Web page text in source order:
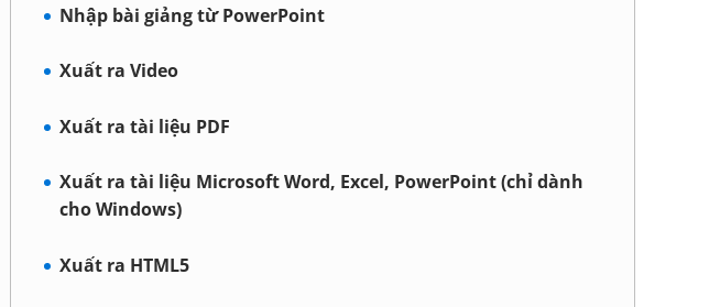
Nhập bài giảng từ PowerPoint
Xuất ra Video
Xuất ra tài liệu PDF
Xuất ra tài liệu Microsoft Word, Excel, PowerPoint (chỉ dành
cho Windows)
Xuất ra HTML5